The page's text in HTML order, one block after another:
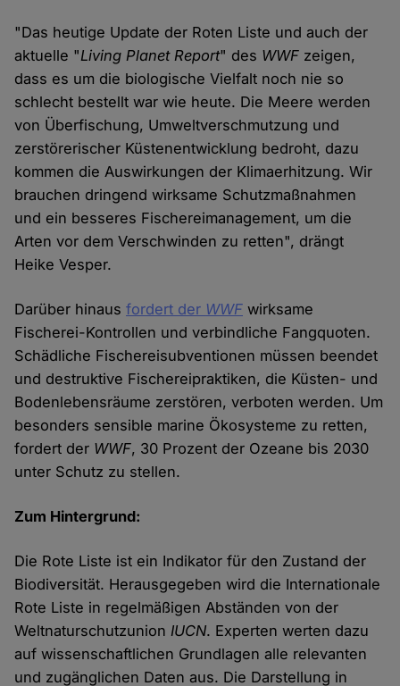
"Das heutige Update der Roten Liste und auch der
aktuelle "Living Planet Report" des WWF zeigen,
dass es um die biologische Vielfalt noch nie so
schlecht bestellt war wie heute. Die Meere werden
von Überfischung, Umweltverschmutzung und
zerstörerischer Küstenentwicklung bedroht, dazu
kommen die Auswirkungen der Klimaerhitzung. Wir
brauchen dringend wirksame Schutzmaßnahmen
und ein besseres Fischereimanagement, um die
Arten vor dem Verschwinden zu retten", drängt
Heike Vesper.
Darüber hinausfordert der WWF wirksame
Fischerei-Kontrollen und verbindliche Fangquoten.
Schädliche Fischereisubventionen müssen beendet
und destruktive Fischereipraktiken, die Küsten- und
Bodenlebensräume zerstören, verboten werden. Um
besonders sensible marine Ökosysteme zu retten,
fordert der WWF, 30 Prozent der Ozeane bis 2030
unter Schutz zu stellen.
Zum Hintergrund:
Die Rote Liste ist ein Indikator für den Zustand der
Biodiversität. Herausgegeben wird die Internationale
Rote Liste in regelmäßigen Abständen von der
WeltnaturschutzunionIUCN. Experten werten dazu
auf wissenschaftlichen Grundlagen alle relevanten
und zugänglichen Daten aus. Die Darstellung in